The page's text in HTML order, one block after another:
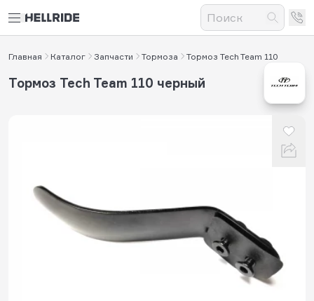
Главная Каталог Запчасти Тормоза Тормоз Tech Team 110
Тормоз Tech Team 110 черный